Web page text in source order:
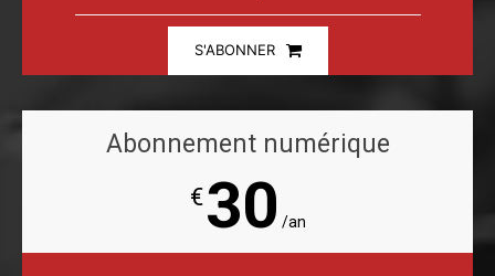
S'ABONNER
Abonnement numérique
€30 /an